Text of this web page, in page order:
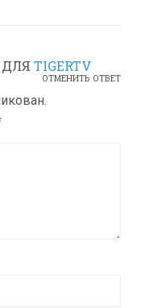
TIGERTV
ОТМЕНИТЬ ОТВЕТ